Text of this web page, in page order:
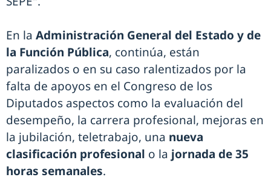
En la Administración General del Estado y de
la Función Pública, continúa, están
paralizados o en su caso ralentizados por la
falta de apoyos en el Congreso de los
Diputados aspectos como la evaluación del
desempeño, la carrera profesional, mejoras en
la jubilación, teletrabajo, una nueva
clasificación profesional o la jornada de 35
horas semanales.